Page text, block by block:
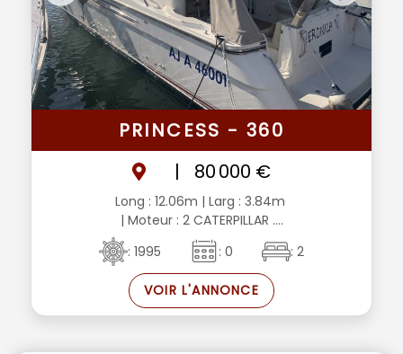
PRINCESS - 360
|
80 000 €
Long : 12.06m | Larg : 3.84m
| Moteur : 2 CATERPILLAR ....
: 1995
: 0 : 2
VOIR L'ANNONCE